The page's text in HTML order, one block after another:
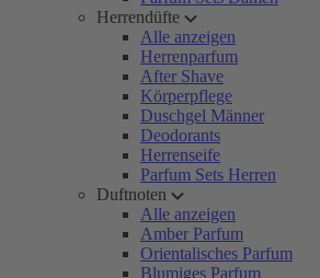
Herrendüfte
Alle anzeigen
Herrenparfum
After Shave
Körperpflege
Duschgel Männer
Deodorants
Herrenseife
Parfum Sets Herren
Duftnoten
Alle anzeigen
Amber Parfum
Orientalisches Parfum
Blumiges Parfum